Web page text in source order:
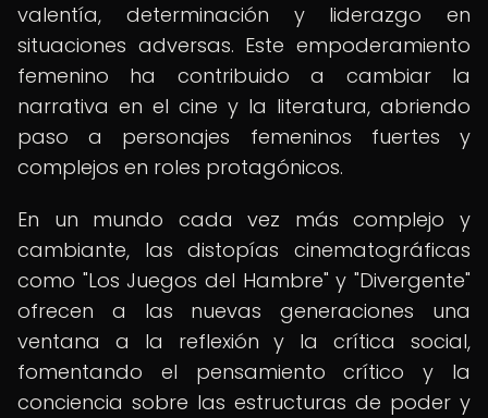
valentía, determinación y liderazgo en
situaciones adversas. Este empoderamiento
femenino ha contribuido a cambiar la
narrativa en el cine y la literatura, abriendo
paso a personajes femeninos fuertes y
complejos en roles protagónicos.
En un mundo cada vez más complejo y
cambiante, las distopías cinematográficas
como "Los Juegos del Hambre" y "Divergente"
ofrecen a las nuevas generaciones una
ventana a la reflexión y la crítica social,
fomentando el pensamiento crítico y la
conciencia sobre las estructuras de poder y